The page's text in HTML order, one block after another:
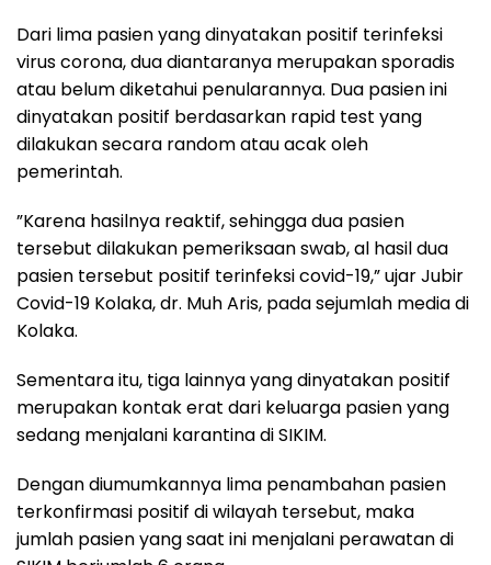
Dari lima pasien yang dinyatakan positif terinfeksi
virus corona, dua diantaranya merupakan sporadis
atau belum diketahui penularannya. Dua pasien ini
dinyatakan positif berdasarkan rapid test yang
dilakukan secara random atau acak oleh
pemerintah.
”Karena hasilnya reaktif, sehingga dua pasien
tersebut dilakukan pemeriksaan swab, al hasil dua
pasien tersebut positif terinfeksi covid-19,” ujar Jubir
Covid-19 Kolaka, dr. Muh Aris, pada sejumlah media di
Kolaka.
Sementara itu, tiga lainnya yang dinyatakan positif
merupakan kontak erat dari keluarga pasien yang
sedang menjalani karantina di SIKIM.
Dengan diumumkannya lima penambahan pasien
terkonfirmasi positif di wilayah tersebut, maka
jumlah pasien yang saat ini menjalani perawatan di